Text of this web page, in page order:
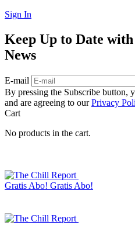
Sign In
Keep Up to Date
News
E-mail
By pressing the Subscribe button,
and are agreeing to ourPrivacy
Cart
No products in the cart.
Gratis Abo! Gratis Abo!